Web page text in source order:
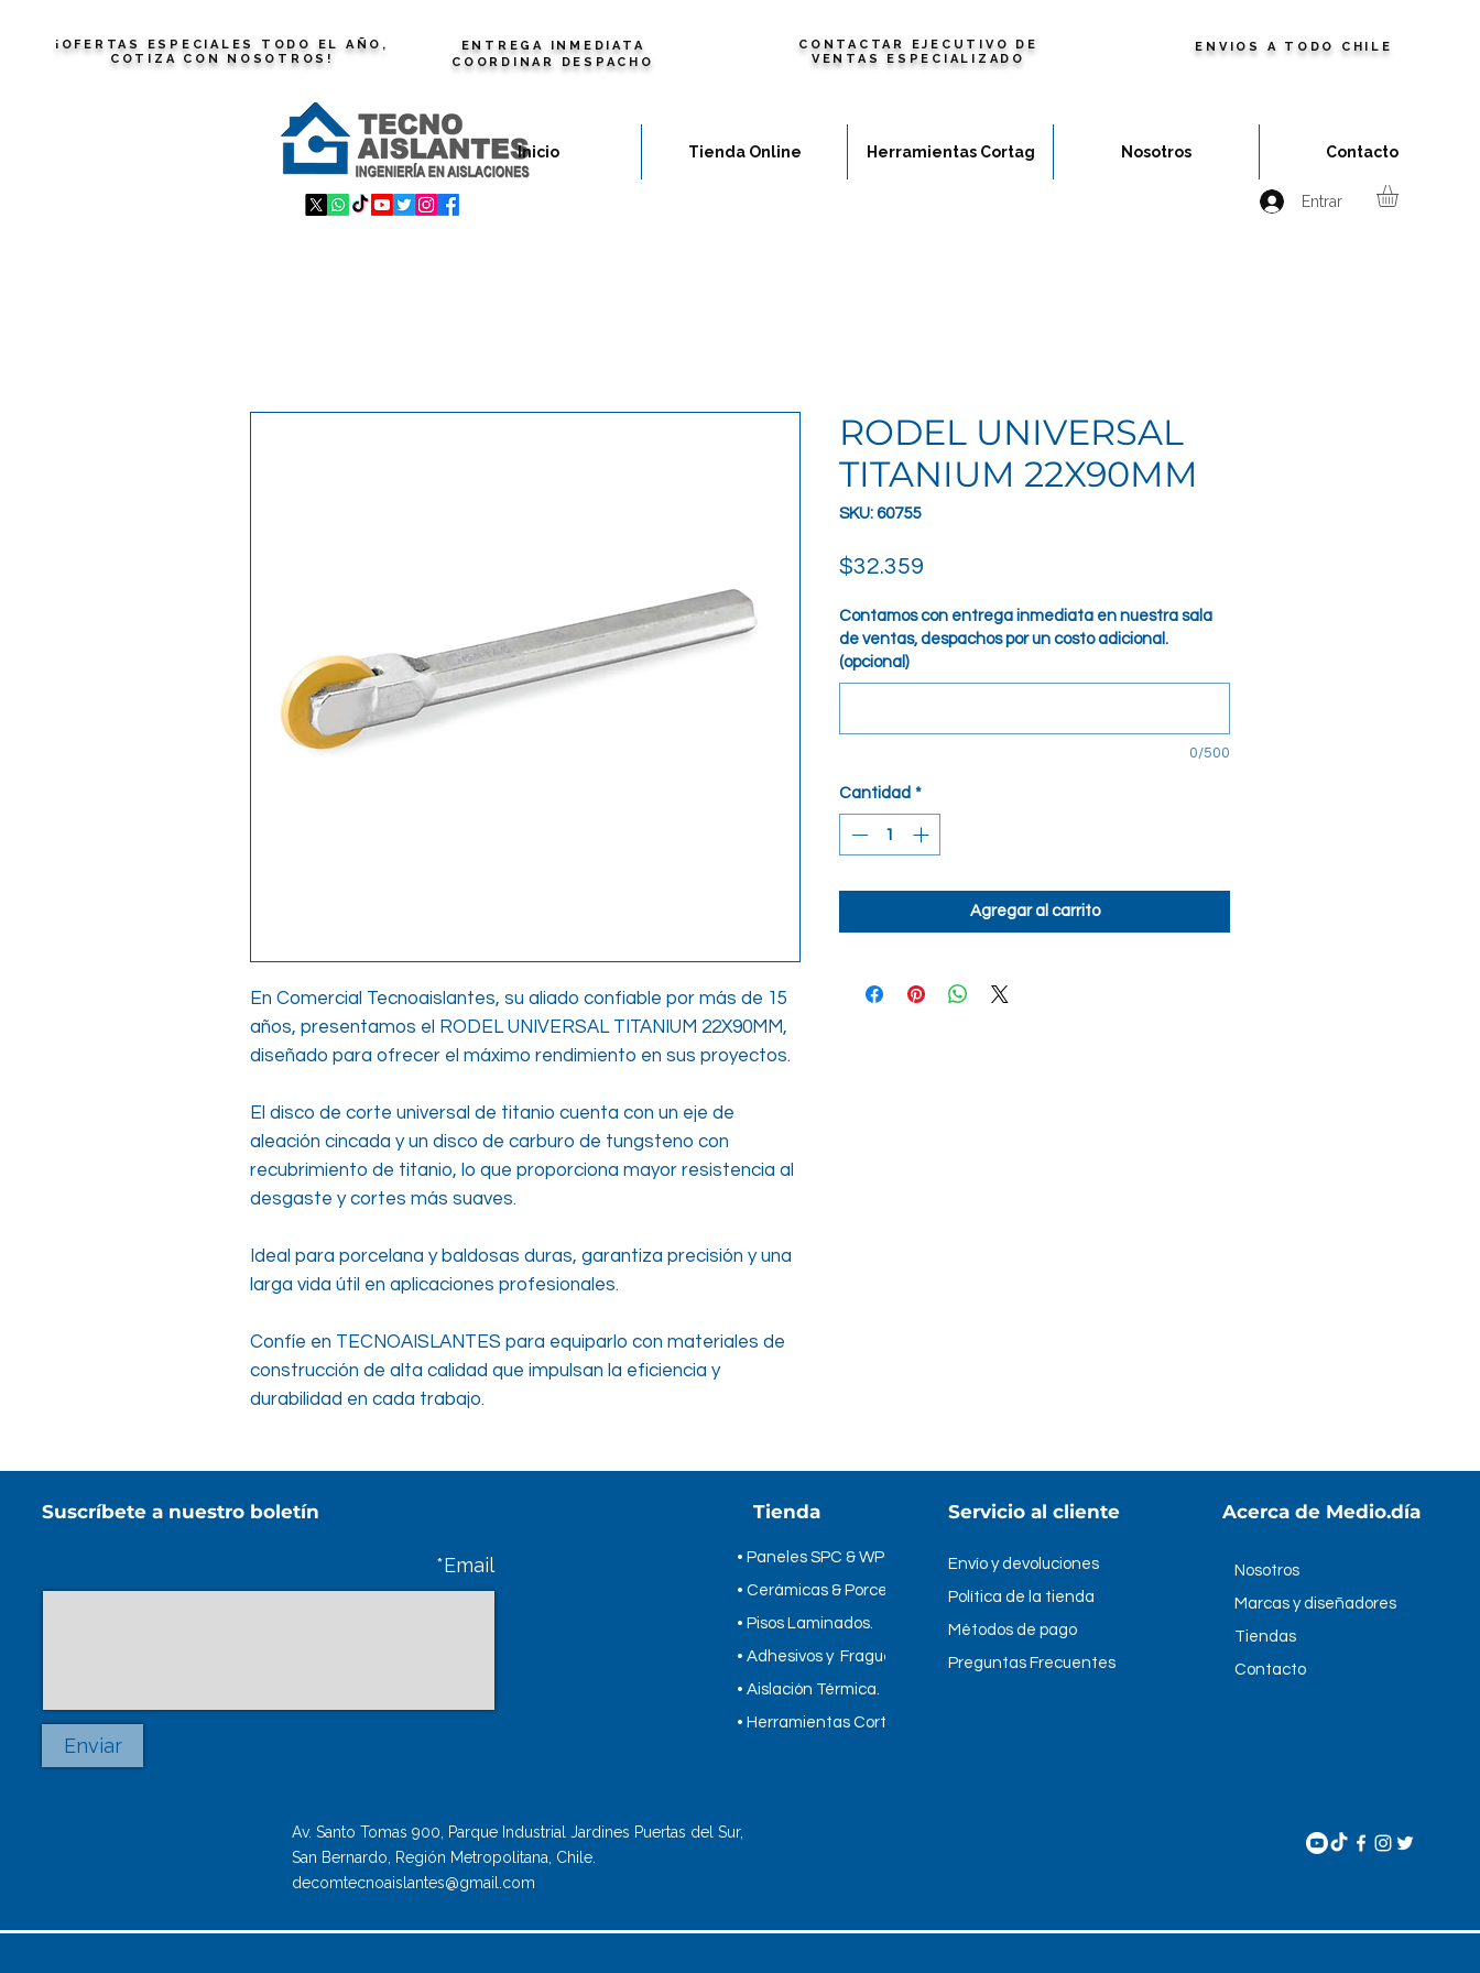
¡OFERTAS ESPECIALES TODO EL AÑO,
COTIZA CON NOSOTROS!
ENTREGA INMEDIATA
COORDINAR DESPACHO
CONTACTAR EJECUTIVO DE
VENTAS ESPECIALIZADO
ENVIOS A TODO CHILE
Inicio Tienda Online Herramientas Cortag Nosotros Contacto
Entrar
En Comercial Tecnoaislantes, su aliado confiable por más de 15
años, presentamos el RODEL UNIVERSAL TITANIUM 22X90MM,
diseñado para ofrecer el máximo rendimiento en sus proyectos.
El disco de corte universal de titanio cuenta con un eje de
aleación cincada y un disco de carburo de tungsteno con
recubrimiento de titanio, lo que proporciona mayor resistencia al
desgaste y cortes más suaves.
Ideal para porcelana y baldosas duras, garantiza precisión y una
larga vida útil en aplicaciones profesionales.
Confíe en TECNOAISLANTES para equiparlo con materiales de
construcción de alta calidad que impulsan la eficiencia y
durabilidad en cada trabajo.
RODEL UNIVERSAL
TITANIUM 22X90MM
SKU: 60755
$32.359
Contamos con entrega inmediata en nuestra sala
de ventas, despachos por un costo adicional.
(opcional)
0/500
Cantidad *
Agregar al carrito
Suscríbete a nuestro boletín
Email*
Enviar
Tienda
• Paneles SPC & WPC
• Cerámicas & Porcelanatos
• Pisos Laminados.
• Adhesivos y Fragues.
• Aislación Térmica.
​• Herramientas Cortag.
Servicio al cliente
Envío y devoluciones
Política de la tienda
Métodos de pago
Preguntas Frecuentes
Acerca de Medio.día
Nosotros
Marcas y diseñadores
Tiendas
Contacto
Av. Santo Tomas 900, Parque Industrial Jardines Puertas del Sur,
San Bernardo, Región Metropolitana, Chile.
decomtecnoaislantes@gmail.com